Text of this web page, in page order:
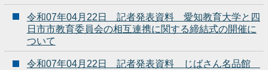
令和07年04月22日 記者発表資料 愛知教育大学と四
日市市教育委員会の相互連携に関する締結式の開催に
ついて
令和07年04月22日 記者発表資料 じばさん名品館